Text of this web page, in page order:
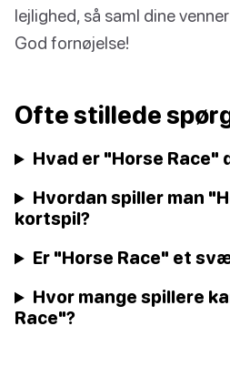
lejlighed, så saml dine
God fornøjelse!
Ofte stillede
Hvad er "Horse Race"
Hvordan spiller man
kortspil?
Er "Horse Race" et
Hvor mange spillere
Race"?